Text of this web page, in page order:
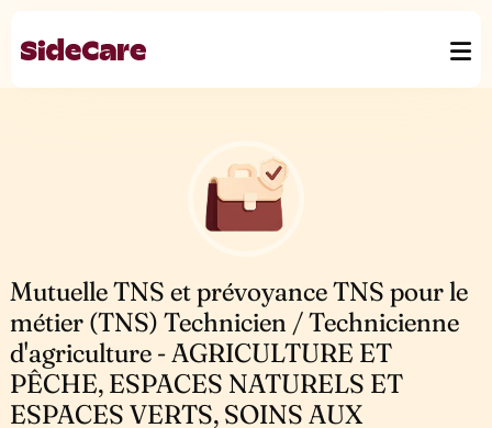
Mutuelle TNS et prévoyance TNS pour le
métier (TNS) Technicien / Technicienne
d'agriculture - AGRICULTURE ET
PÊCHE, ESPACES NATURELS ET
ESPACES VERTS, SOINS AUX